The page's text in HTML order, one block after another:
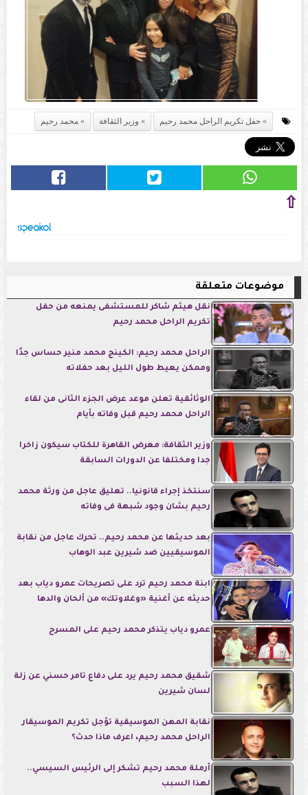
حفل تكريم الراحل محمد رحيم وزير الثقافة محمد رحيم
⇧
موضوعات متعلقة
نقل هيثم شاكر للمستشفى يمنعه من حفل
تكريم الراحل محمد رحيم
الراحل محمد رحيم: الكينج محمد منير حساس جدًا
وممكن يعيط طول الليل بعد حفلاته
الوثائقية تعلن موعد عرض الجزء الثانى من لقاء
الراحل محمد رحيم قبل وفاته بأيام
وزير الثقافة: معرض القاهرة للكتاب سيكون زاخرا
جدا ومختلفا عن الدورات السابقة
سنتخذ إجراء قانونيا.. تعليق عاجل من ورثة محمد
رحيم بشان وجود شبهة فى وفاته
بعد حديثها عن محمد رحيم.. تحرك عاجل من نقابة
الموسيقيين ضد شيرين عبد الوهاب
ابنة محمد رحيم ترد على تصريحات عمرو دياب بعد
حديثه عن أغنية «وغلاوتك» من ألحان والدها
عمرو دياب يتذكر محمد رحيم على المسرح
شقيق محمد رحيم يرد على دفاع تامر حسني عن زلة
لسان شيرين
نقابة المهن الموسيقية تؤجل تكريم الموسيقار
الراحل محمد رحيم، اعرف ماذا حدث؟
أرملة محمد رحيم تشكر إلى الرئيس السيسي..
لهذا السبب